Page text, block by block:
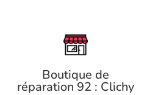
Boutique de
réparation 92 : Clichy